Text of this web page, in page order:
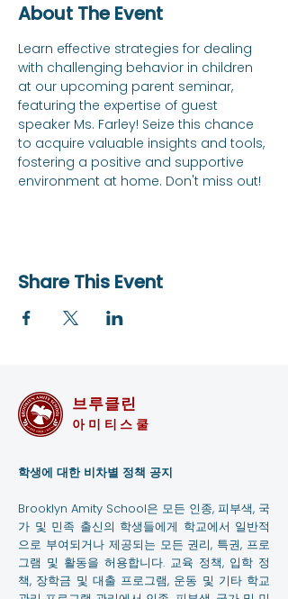
About The Event
Learn effective strategies for dealing
with challenging behavior in children
at our upcoming parent seminar,
featuring the expertise of guest
speaker Ms. Farley! Seize this chance
to acquire valuable insights and tools,
fostering a positive and supportive
environment at home. Don't miss out!
Share This Event
브루클린
아미티스쿨
학생에 대한 비차별 정책 공지
Brooklyn Amity School은 모든 인종, 피부색, 국
가 및 민족 출신의 학생들에게 학교에서 일반적
으로 부여되거나 제공되는 모든 권리, 특권, 프로
그램 및 활동을 허용합니다. 교육 정책, 입학 정
책, 장학금 및 대출 프로그램, 운동 및 기타 학교